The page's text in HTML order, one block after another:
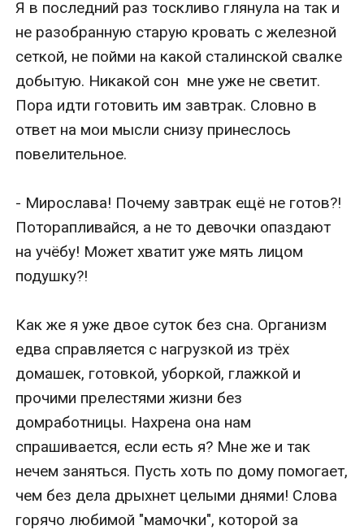
Я в последний раз тоскливо глянула на так и
не разобранную старую кровать с железной
сеткой, не пойми на какой сталинской свалке
добытую. Никакой сон  мне уже не светит.
Пора идти готовить им завтрак. Словно в
ответ на мои мысли снизу принеслось
повелительное.
- Мирослава! Почему завтрак ещё не готов?!
Поторапливайся, а не то девочки опаздают
на учёбу! Может хватит уже мять лицом
подушку?!
Как же я уже двое суток без сна. Организм
едва справляется с нагрузкой из трёх
домашек, готовкой, уборкой, глажкой и
прочими прелестями жизни без
домработницы. Нахрена она нам
спрашивается, если есть я? Мне же и так
нечем заняться. Пусть хоть по дому помогает,
чем без дела дрыхнет целыми днями! Слова
горячо любимой "мамочки", которой за